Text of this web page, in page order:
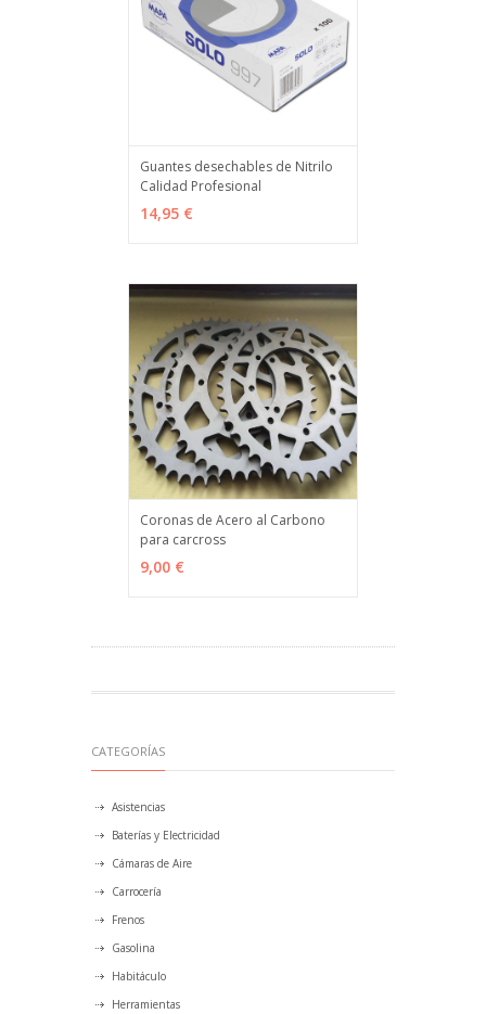
VER OPCIONES
Guantes desechables de Nitrilo
Calidad Profesional
14,95 €
VER OPCIONES
Coronas de Acero al Carbono
para carcross
9,00 €
CATEGORÍAS
Asistencias
Baterías y Electricidad
Cámaras de Aire
Carrocería
Frenos
Gasolina
Habitáculo
Herramientas